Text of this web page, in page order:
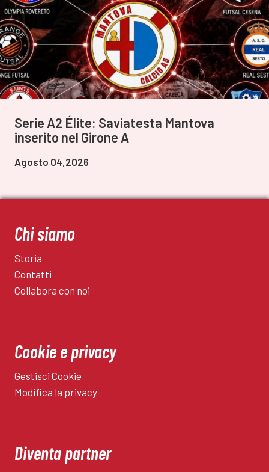
Serie A2 Élite: Saviatesta Mantova
inserito nel Girone A
Agosto 04,2026
Chi siamo
Storia
Contatti
Collabora con noi
Cookie e privacy
Gestisci Cookie
Modifica la privacy
Diventa partner